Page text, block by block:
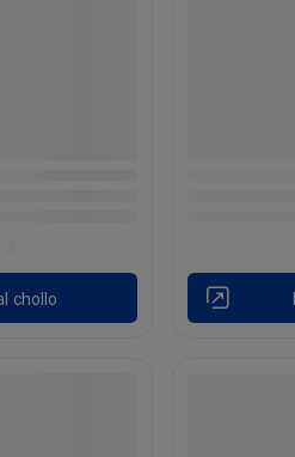
chollo